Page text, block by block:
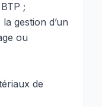
;
gestion d’un
ou
de